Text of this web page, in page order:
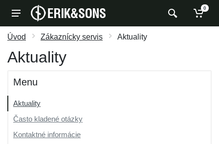
0
Úvod Zákaznícky servis Aktuality
Aktuality
Menu
Aktuality
Často kladené otázky
Kontaktné informácie